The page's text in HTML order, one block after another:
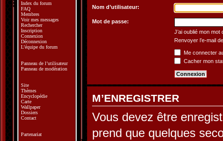
Nom d’utilisateur:
Mot de passe:
J’ai oublié mon mot
Renvoyer l’e-mail
Me connecter
Cacher mon
M’ENREGISTRER
Vous devez être
prend que quelques
Index du forum
FAQ
Membres
Voir mes messages
Rechercher
Inscription
Connexion
Déconnexion
L’équipe du forum
Panneau de l’utilisateur
Panneau de modération
Site
Thèmes
Encyclopédie
Carte
Wallpaper
Dossiers
Contact
Partenariat